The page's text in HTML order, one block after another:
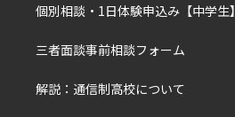
個別相談・1日体験申込み【中学生】
三者面談事前相談フォーム
解説：通信制高校について